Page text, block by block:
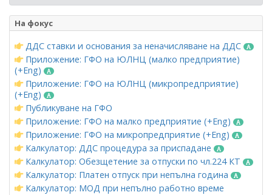
На фокус
ДДС ставки и основания за неначисляване на ДДС
Приложение: ГФО на ЮЛНЦ (малко предприятие)
(+Eng)
Приложение: ГФО на ЮЛНЦ (микропредприятие)
(+Eng)
Публикуване на ГФО
Приложение: ГФО на малко предприятие (+Eng)
Приложение: ГФО на микропредприятие (+Eng)
Калкулатор: ДДС процедура за приспадане
Калкулатор: Обезщетение за отпуски по чл.224 КТ
Калкулатор: Платен отпуск при непълна година
Калкулатор: МОД при непълно работно време